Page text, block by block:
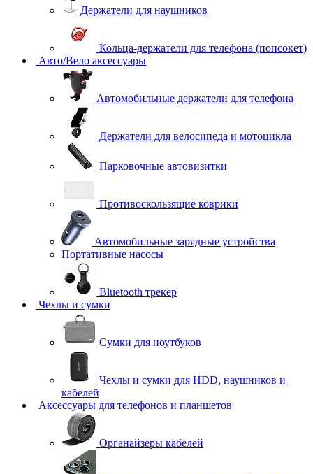
Держатели для наушников
Кольца-держатели для телефона (попсокет)
Авто/Вело аксессуары
Автомобильные держатели для телефона
Держатели для велосипеда и мотоцикла
Парковочные автовизитки
Противоскользящие коврики
Автомобильные зарядные устройства
Портативные насосы
Bluetooth трекер
Чехлы и сумки
Сумки для ноутбуков
Чехлы и сумки для HDD, наушников и
кабелей
Аксессуары для телефонов и планшетов
Органайзеры кабелей